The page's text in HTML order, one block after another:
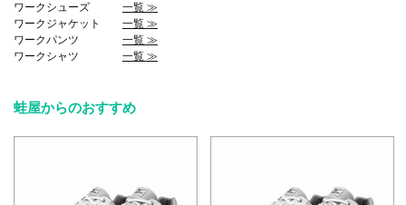
ワークシューズ 一覧 ≫
ワークジャケット 一覧 ≫
ワークパンツ 一覧 ≫
ワークシャツ 一覧 ≫
蛙屋からのおすすめ